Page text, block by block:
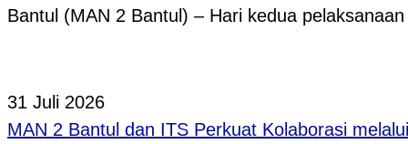
Bantul (MAN 2 Bantul) – Hari kedua
31 Juli 2026
MAN 2 Bantul dan ITS Perkuat Kolaborasi